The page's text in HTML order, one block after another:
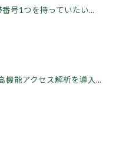
号1つを持っていたい...
機能アクセス解析を導入...